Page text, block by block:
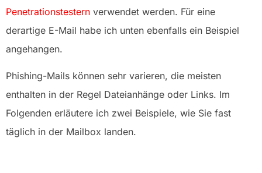
Penetrationstestern verwendet werden. Für eine
derartige E-Mail habe ich unten ebenfalls ein Beispiel
angehangen.
Phishing-Mails können sehr varieren, die meisten
enthalten in der Regel Dateianhänge oder Links. Im
Folgenden erläutere ich zwei Beispiele, wie Sie fast
täglich in der Mailbox landen.